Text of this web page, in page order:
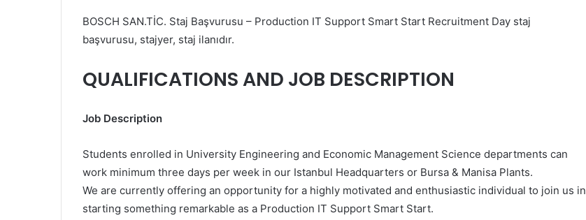
BOSCH SAN.TİC. Staj Başvurusu – Production IT Support Smart Start Recruitment Day staj
başvurusu, stajyer, staj ilanıdır.
QUALIFICATIONS AND JOB DESCRIPTION
Job Description
Students enrolled in University Engineering and Economic Management Science departments can
work minimum three days per week in our Istanbul Headquarters or Bursa & Manisa Plants.
We are currently offering an opportunity for a highly motivated and enthusiastic individual to join us in
starting something remarkable as a Production IT Support Smart Start.